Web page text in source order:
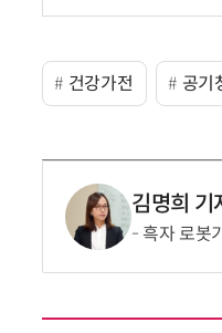
건강가전 공기
김명희 기
흑자 로봇